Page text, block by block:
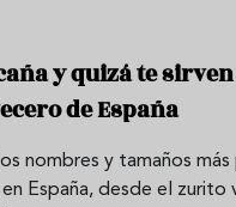
y quizá te
de España
nombres y tamaños
España, desde el zurito